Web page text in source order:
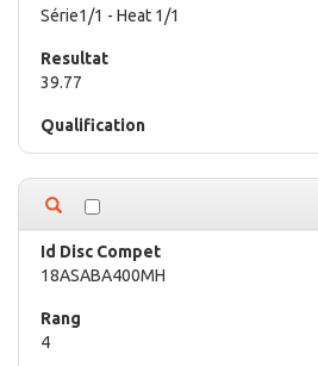
Série1/1 - Heat 1/1
39.77
18ASABA400MH
4